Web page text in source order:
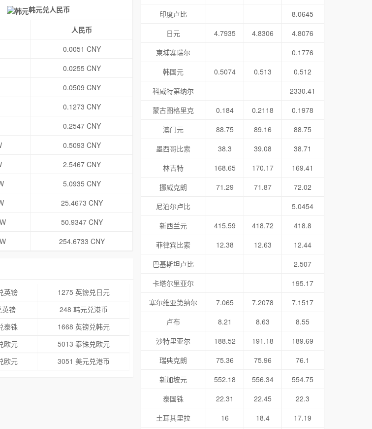
韩元兑人民币
人民币
0.0051 CNY
0.0255 CNY
0.0509 CNY
0.1273 CNY
0.2547 CNY
0.5093 CNY
2.5467 CNY
5.0935 CNY
25.4673 CNY
50.9347 CNY
254.6733 CNY
英镑
1275 英镑兑日元
英镑
248 韩元兑港币
泰铢
1668 英镑兑韩元
欧元
5013 泰铢兑欧元
欧元 3051 美元兑港币
印度卢比
8.0645
日元
4.7935 4.8306
4.8076
柬埔寨瑞尔
0.1776
韩国元
0.5074 0.513
0.512
科威特第纳尔
2330.41
蒙古图格里克
0.184 0.2118
0.1978
澳门元
88.75 89.16
88.75
墨西哥比索
38.3 39.08
38.71
林吉特
168.65 170.17
169.41
挪威克朗
71.29 71.87
72.02
尼泊尔卢比
5.0454
新西兰元
415.59 418.72
418.8
菲律宾比索
12.38 12.63
12.44
巴基斯坦卢比
2.507
卡塔尔里亚尔
195.17
塞尔维亚第纳尔
7.065 7.2078
7.1517
卢布
8.21 8.63
8.55
沙特里亚尔
188.52 191.18
189.69
瑞典克朗
75.36 75.96
76.1
新加坡元
552.18 556.34
554.75
泰国铢
22.31 22.45
22.3
土耳其里拉
16 18.4
17.19